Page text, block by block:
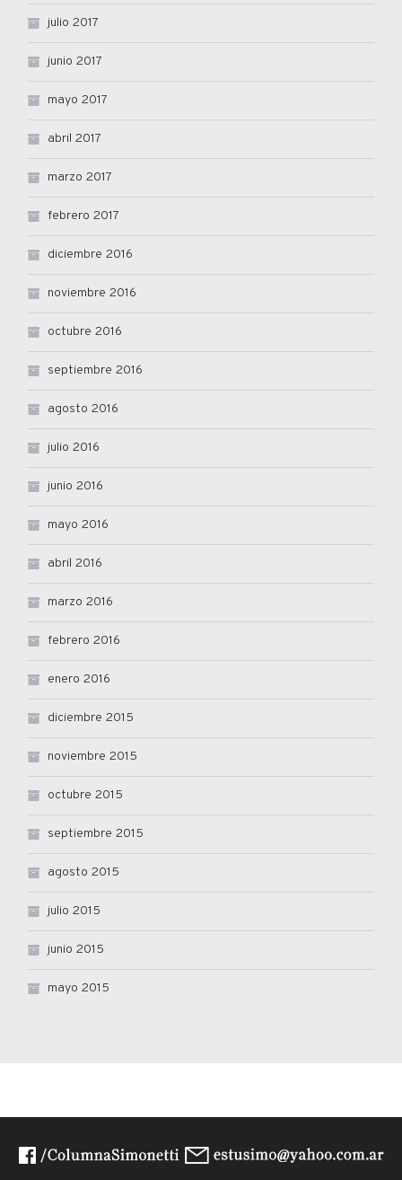
julio 2017
junio 2017
mayo 2017
abril 2017
marzo 2017
febrero 2017
diciembre 2016
noviembre 2016
octubre 2016
septiembre 2016
agosto 2016
julio 2016
junio 2016
mayo 2016
abril 2016
marzo 2016
febrero 2016
enero 2016
diciembre 2015
noviembre 2015
octubre 2015
septiembre 2015
agosto 2015
julio 2015
junio 2015
mayo 2015